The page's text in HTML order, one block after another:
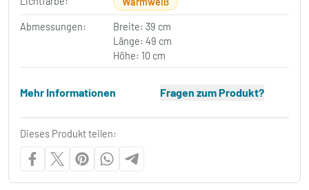
Abmessungen:
Breite: 39 cm
Länge: 49 cm
Höhe: 10 cm
Mehr Informationen Fragen zum Produkt?
Dieses Produkt teilen: